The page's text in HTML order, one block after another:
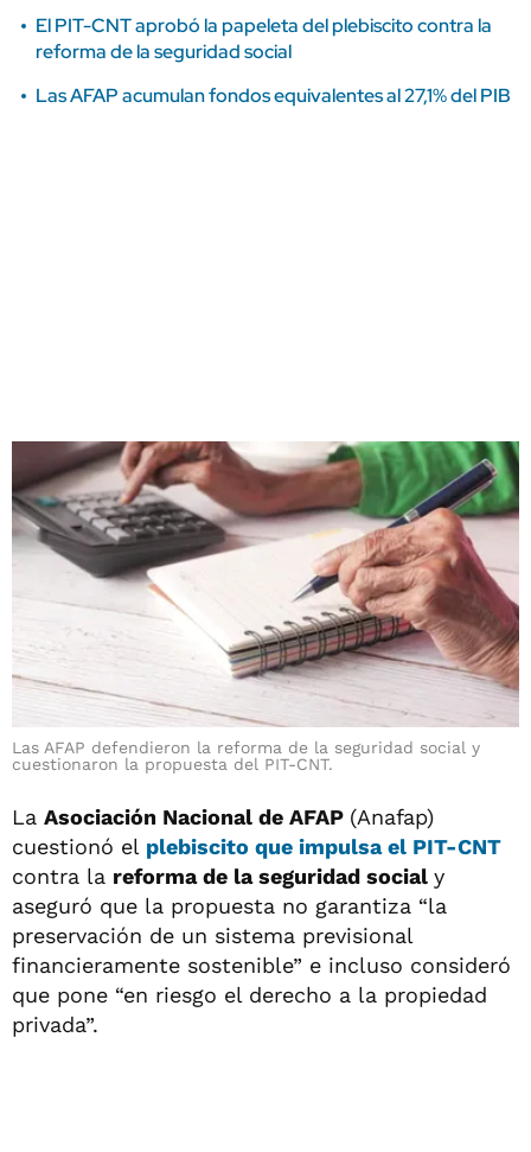
El PIT-CNT aprobó la papeleta del plebiscito contra la
reforma de la seguridad social
Las AFAP acumulan fondos equivalentes al 27,1% del PIB
Las AFAP defendieron la reforma de la seguridad social y
cuestionaron la propuesta del PIT-CNT.
La Asociación Nacional de AFAP (Anafap)
cuestionó el plebiscito que impulsa el PIT-CNT
contra la reforma de la seguridad social y
aseguró que la propuesta no garantiza “la
preservación de un sistema previsional
financieramente sostenible” e incluso consideró
que pone “en riesgo el derecho a la propiedad
privada”.